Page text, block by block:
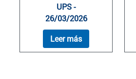
UPS -
26/03/2026
Leer más